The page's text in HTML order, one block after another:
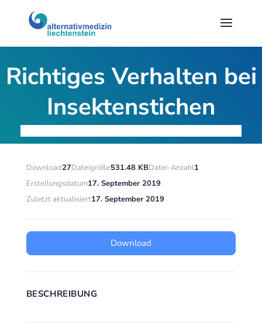
Richtiges Verhalten bei
Insektenstichen
Download27Dateigröße531.48 KBDatei-Anzahl1
Erstellungsdatum17. September 2019
Zuletzt aktualisiert17. September 2019
Download
BESCHREIBUNG